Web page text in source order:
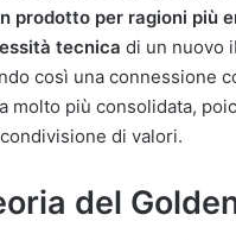
prodotto per ragioni più
tecnica di un nuovo
così una connessione
molto più consolidata,
di valori.
del